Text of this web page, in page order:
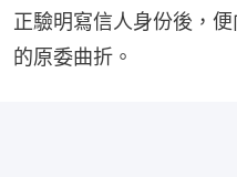
正驗明寫信人身份後，
的原委曲折。